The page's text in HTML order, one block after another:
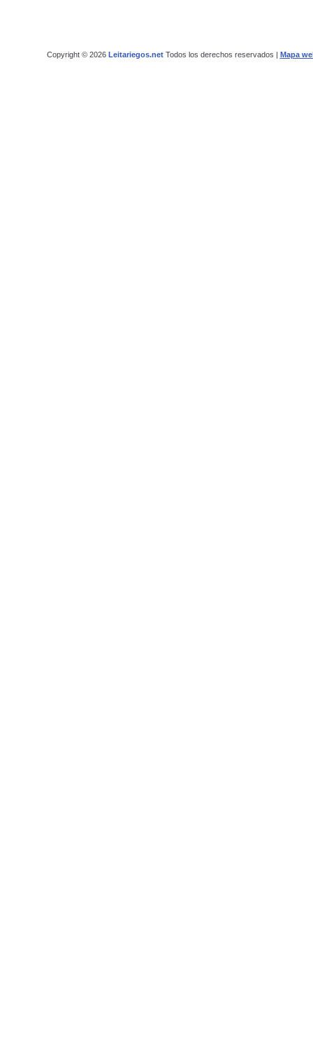
Copyright © 2026 Leitariegos.netTodos los derechos reservados | Mapa